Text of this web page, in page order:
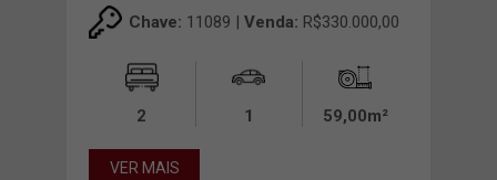
Chave: 11089 | Venda: R$330.000,00
2 1 59,00m²
VER MAIS